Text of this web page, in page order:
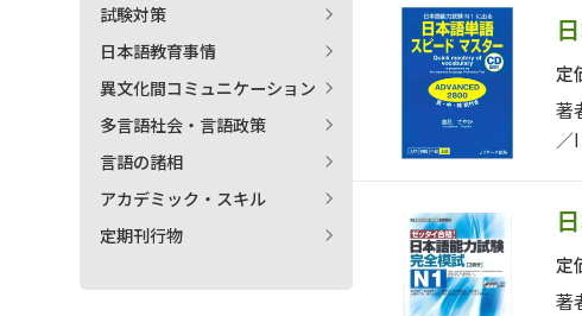
出版社
著者名
定
著
定
著
試験対策
日本語教育事情
異文化間コミュニケーション
多言語社会・言語政策
言語の諸相
アカデミック・スキル
定期刊行物